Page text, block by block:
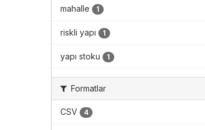
mahalle 1
riskli yapı 1
yapı stoku 1
Formatlar
CSV 4